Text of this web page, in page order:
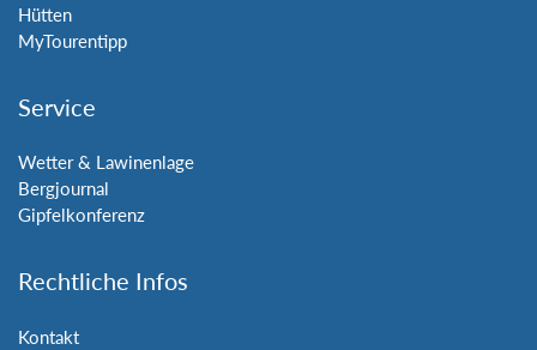
Hütten
MyTourentipp
Service
Wetter & Lawinenlage
Bergjournal
Gipfelkonferenz
Rechtliche Infos
Kontakt